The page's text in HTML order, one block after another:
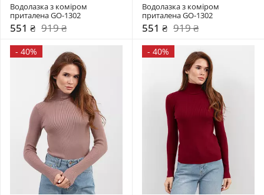
Водолазка з коміром
приталена GO-1302
551 ₴ 919 ₴
Водолазка з коміром
приталена GO-1302
551 ₴ 919 ₴
- 40% - 40%